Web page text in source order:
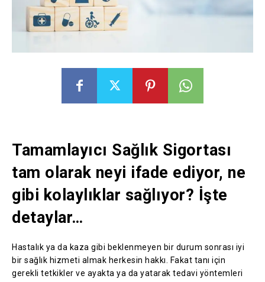
Tamamlayıcı Sağlık Sigortası
tam olarak neyi ifade ediyor, ne
gibi kolaylıklar sağlıyor? İşte
detaylar…
Hastalık ya da kaza gibi beklenmeyen bir durum sonrası iyi
bir sağlık hizmeti almak herkesin hakkı. Fakat tanı için
gerekli tetkikler ve ayakta ya da yatarak tedavi yöntemleri